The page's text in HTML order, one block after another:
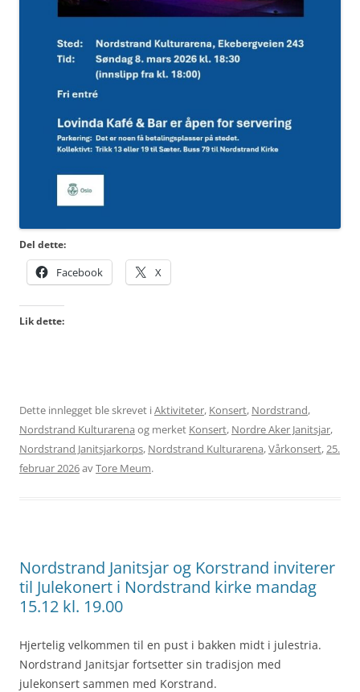
Del dette:
Facebook X
Lik dette:
Dette innlegget ble skrevet iAktiviteter, Konsert, Nordstrand,
Nordstrand Kulturarena og merket Konsert, Nordre Aker Janitsjar,
Nordstrand Janitsjarkorps, Nordstrand Kulturarena,Vårkonsert,25.
februar 2026avTore Meum.
Nordstrand Janitsjar og Korstrand inviterer
til Julekonert i Nordstrand kirke mandag
15.12 kl. 19.00
Hjertelig velkommen til en pust i bakken midt i julestria.
Nordstrand Janitsjar fortsetter sin tradisjon med
julekonsert sammen med Korstrand.